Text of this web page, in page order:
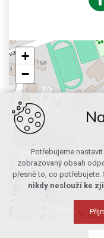
+
−
Potřebujeme
zobrazovaný obsah
přesně to, co potřebujete.
nikdy neslouží ke